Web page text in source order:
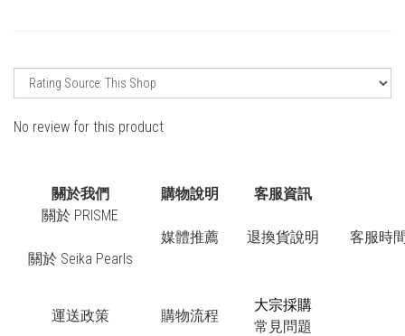
No review for this product
關於我們 購物說明
客服資訊
關於 PRISME
關於 Seika Pearls
媒體推薦 退換貨說明 客服時
運送政策 購物流程
大宗採購
常見問題